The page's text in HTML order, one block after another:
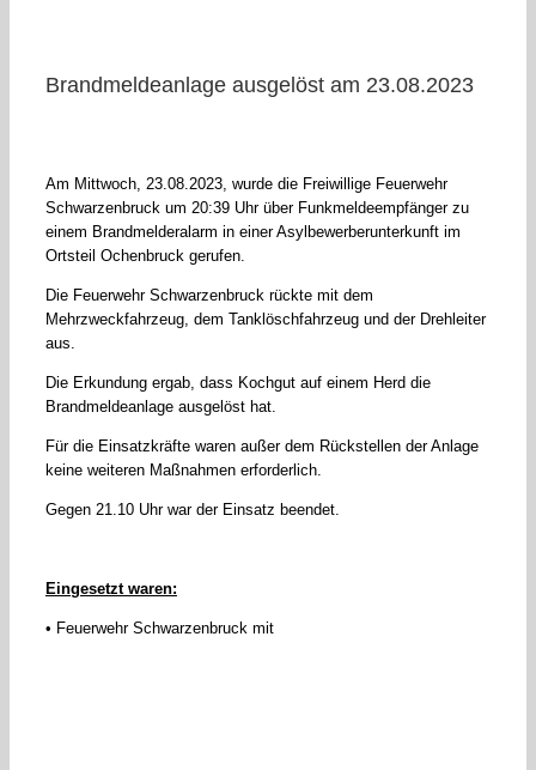
Brandmeldeanlage ausgelöst am 23.08.2023
Am Mittwoch, 23.08.2023, wurde die Freiwillige Feuerwehr
Schwarzenbruck um 20:39 Uhr über Funkmeldeempfänger zu
einem Brandmelderalarm in einer Asylbewerberunterkunft im
Ortsteil Ochenbruck gerufen.
Die Feuerwehr Schwarzenbruck rückte mit dem
Mehrzweckfahrzeug, dem Tanklöschfahrzeug und der Drehleiter
aus.
Die Erkundung ergab, dass Kochgut auf einem Herd die
Brandmeldeanlage ausgelöst hat.
Für die Einsatzkräfte waren außer dem Rückstellen der Anlage
keine weiteren Maßnahmen erforderlich.
Gegen 21.10 Uhr war der Einsatz beendet.
Eingesetzt waren:
• Feuerwehr Schwarzenbruck mit